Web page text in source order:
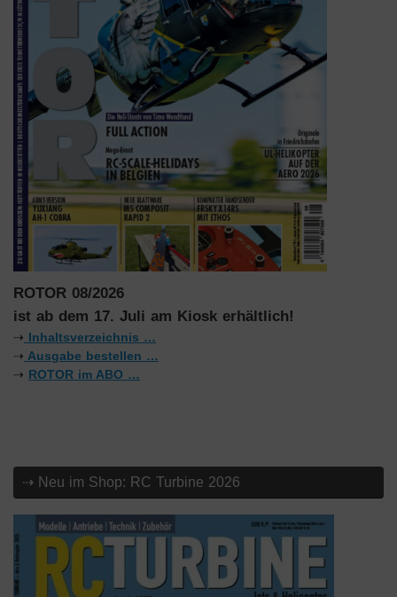
ROTOR 08/2026
ist ab dem 17. Juli am Kiosk erhältlich!
⇢ Inhaltsverzeichnis …
⇢ Ausgabe bestellen …
⇢ ROTOR im ABO …
⇢ Neu im Shop: RC Turbine 2026